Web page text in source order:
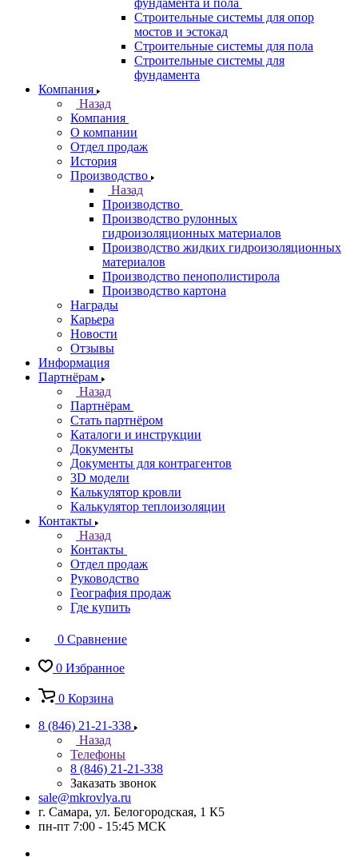
фундамента и пола
Строительные системы для опор
мостов и эстокад
Строительные системы для пола
Строительные системы для
фундамента
Компания
Назад
Компания
О компании
Отдел продаж
История
Производство
Назад
Производство
Производство рулонных
гидроизоляционных материалов
Производство жидких гидроизоляционных
материалов
Производство пенополистирола
Производство картона
Награды
Карьера
Новости
Отзывы
Информация
Партнёрам
Назад
Партнёрам
Стать партнёром
Каталоги и инструкции
Документы
Документы для контрагентов
3D модели
Калькулятор кровли
Калькулятор теплоизоляции
Контакты
Назад
Контакты
Отдел продаж
Руководство
География продаж
Где купить
0 Сравнение
0 Избранное
0 Корзина
8 (846) 21-21-338
Назад
Телефоны
8 (846) 21-21-338
Заказать звонок
sale@mkrovlya.ru
г. Самара, ул. Белогородская, 1 К5
пн-пт 7:00 - 15:45 МСК